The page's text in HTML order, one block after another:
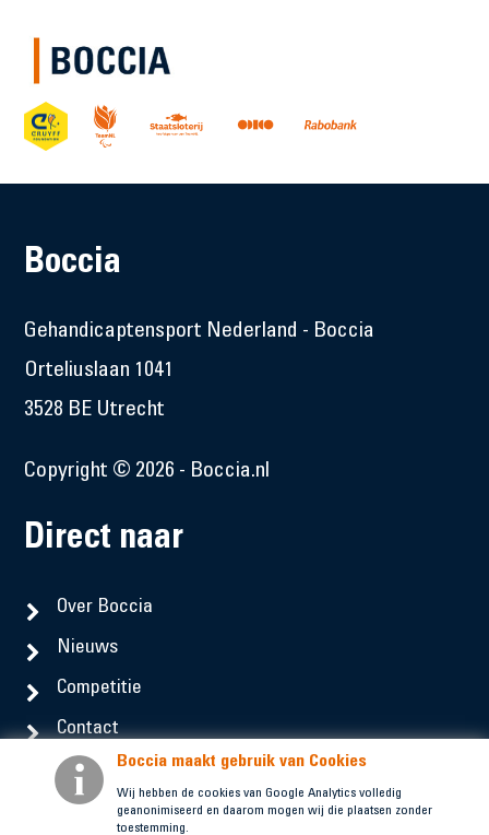
Boccia maakt gebruik van Cookies
Wij hebben de cookies van Google Analytics volledig
geanonimiseerd en daarom mogen wij die plaatsen zonder
toestemming.
Boccia
Gehandicaptensport Nederland - Boccia
Orteliuslaan 1041
3528 BE Utrecht
Copyright © 2026 - Boccia.nl
Direct naar
Over Boccia
Nieuws
Competitie
Contact
Social Media